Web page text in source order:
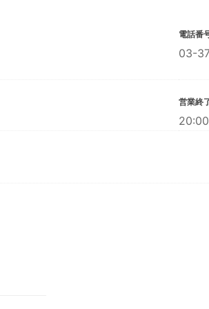
電話番
03-
営業終
20:00